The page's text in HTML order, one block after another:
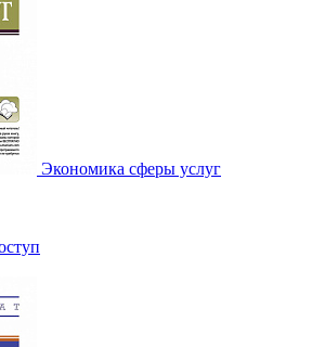
Экономика сферы услуг